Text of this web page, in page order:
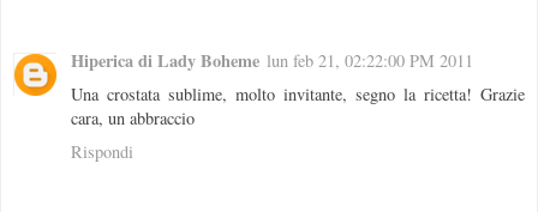
Hiperica di Lady Boheme lun feb 21, 02:22:00 PM 2011
Una crostata sublime, molto invitante, segno la ricetta! Grazie
cara, un abbraccio
Rispondi